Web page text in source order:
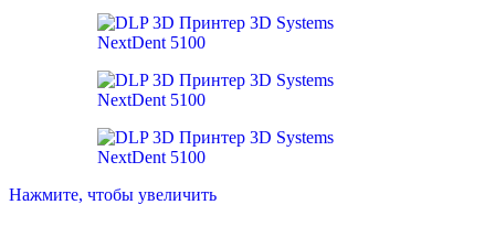
Нажмите, чтобы увеличить